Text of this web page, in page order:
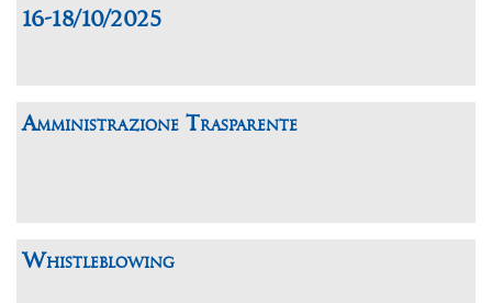
16-18/10/2025
Amministrazione Trasparente
Whistleblowing